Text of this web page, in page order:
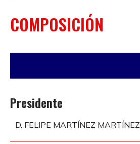
COMPOSICIÓN
Presidente
D. FELIPE MARTÍNEZ MARTÍNEZ